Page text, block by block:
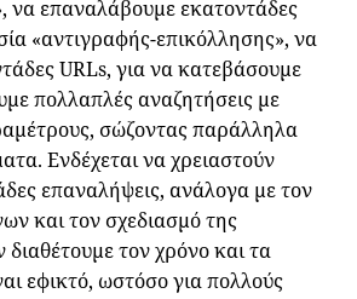
να επαναλάβουμε εκατοντάδες
«αντιγραφής-επικόλλησης», να
URLs, για να κατεβάσουμε
πολλαπλές αναζητήσεις με
σώζοντας παράλληλα
Ενδέχεται να χρειαστούν
επαναλήψεις, ανάλογα με τον
και τον σχεδιασμό της
διαθέτουμε τον χρόνο και τα
εφικτό, ωστόσο για πολλούς